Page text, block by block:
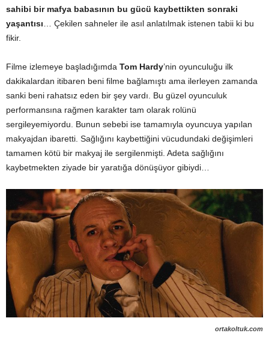
sahibi bir mafya babasının bu gücü kaybettikten sonraki
yaşantısı … Çekilen sahneler ile asıl anlatılmak istenen tabii ki bu
fikir.
Filme izlemeye başladığımda Tom Hardy’nin oyunculuğu ilk
dakikalardan itibaren beni filme bağlamıştı ama ilerleyen zamanda
sanki beni rahatsız eden bir şey vardı. Bu güzel oyunculuk
performansına rağmen karakter tam olarak rolünü
sergileyemiyordu. Bunun sebebi ise tamamıyla oyuncuya yapılan
makyajdan ibaretti. Sağlığını kaybettiğini vücudundaki değişimleri
tamamen kötü bir makyaj ile sergilenmişti. Adeta sağlığını
kaybetmekten ziyade bir yaratığa dönüşüyor gibiydi…
ortakoltuk.com